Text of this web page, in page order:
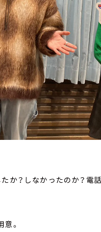
か？しなかったのか？電
。